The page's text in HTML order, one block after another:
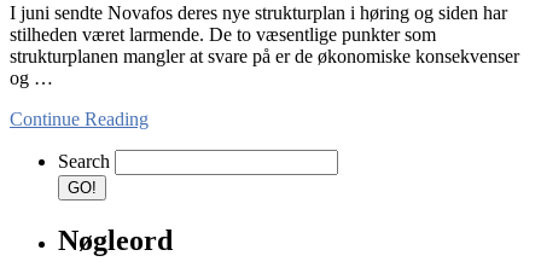
I juni sendte Novafos deres nye strukturplan i høring og siden har
stilheden været larmende. De to væsentlige punkter som
strukturplanen mangler at svare på er de økonomiske konsekvenser
og …
Continue Reading
Search
Nøgleord